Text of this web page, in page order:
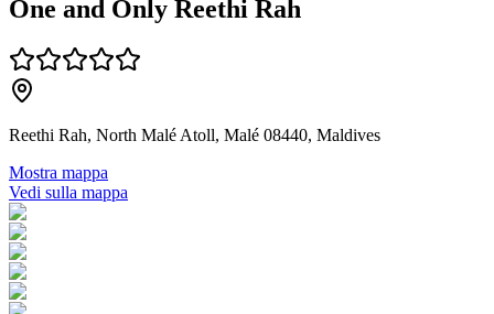
One and Only Reethi Rah
Reethi Rah, North Malé Atoll, Malé 08440, Maldives
Mostra mappa
Vedi sulla mappa